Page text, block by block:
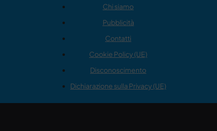
Chi siamo
Pubblicità
Contatti
Cookie Policy (UE)
Disconoscimento
Dichiarazione sulla Privacy (UE)